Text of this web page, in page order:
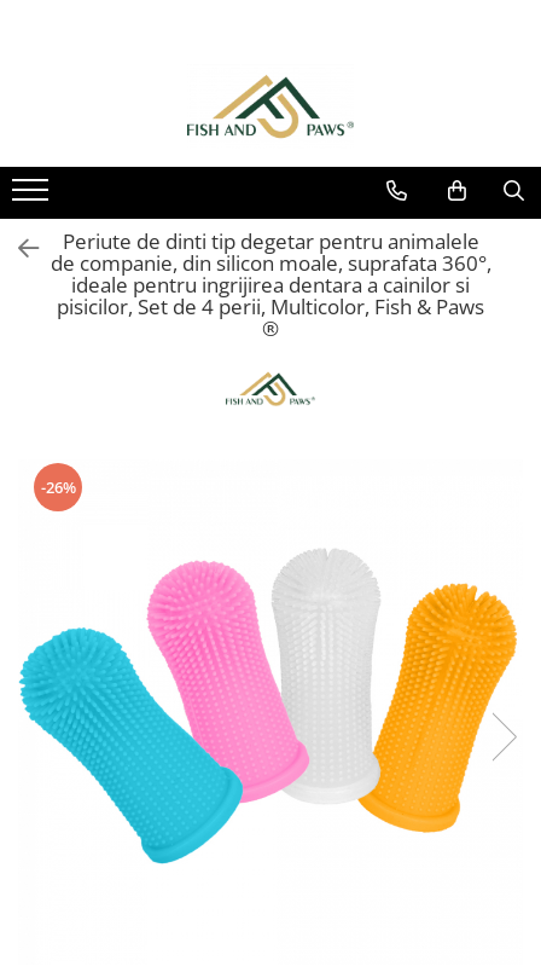
Periute de dinti tip degetar pentru animalele
de companie, din silicon moale, suprafata 360°,
ideale pentru ingrijirea dentara a cainilor si
pisicilor, Set de 4 perii, Multicolor, Fish & Paws
®
-26%